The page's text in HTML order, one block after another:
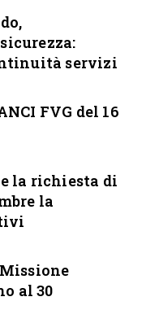
servizi
FVG del 16
la richiesta di
la
Missione
al 30